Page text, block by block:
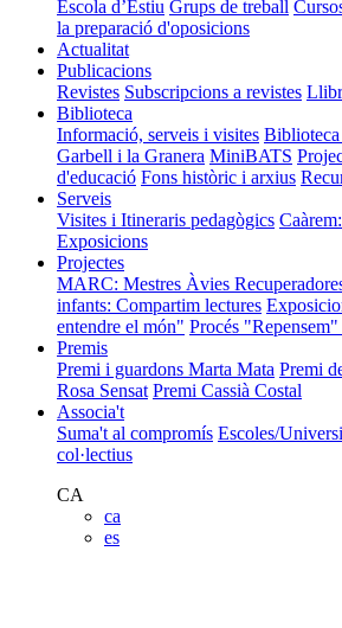
Escola d’Estiu Grups de treball
la preparació d'oposicions
Actualitat
Publicacions
Revistes Subscripcions a revistes
Biblioteca
Informació, serveis i visites
Garbell i la Granera MiniBATS
d'educació Fons històric i arxius
Serveis
Visites i Itineraris pedagògics
Exposicions
Projectes
MARC: Mestres Àvies
infants: Compartim lectures
entendre el món" Procés "Repensem"
Premis
Premi i guardons Marta Mata Premi
Rosa Sensat Premi Cassià Costal
Associa't
Suma't al compromís Escoles/
col·lectius
CA
ca
es